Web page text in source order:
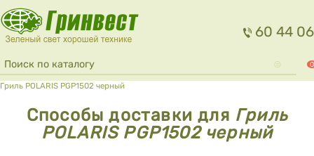
Перейти к основному содержанию
60 44 06
Форма поиска
Поиск 0
Вы здесь
Гриль POLARIS PGP1502 черный
Способы доставки для Гриль
POLARIS PGP1502 черный